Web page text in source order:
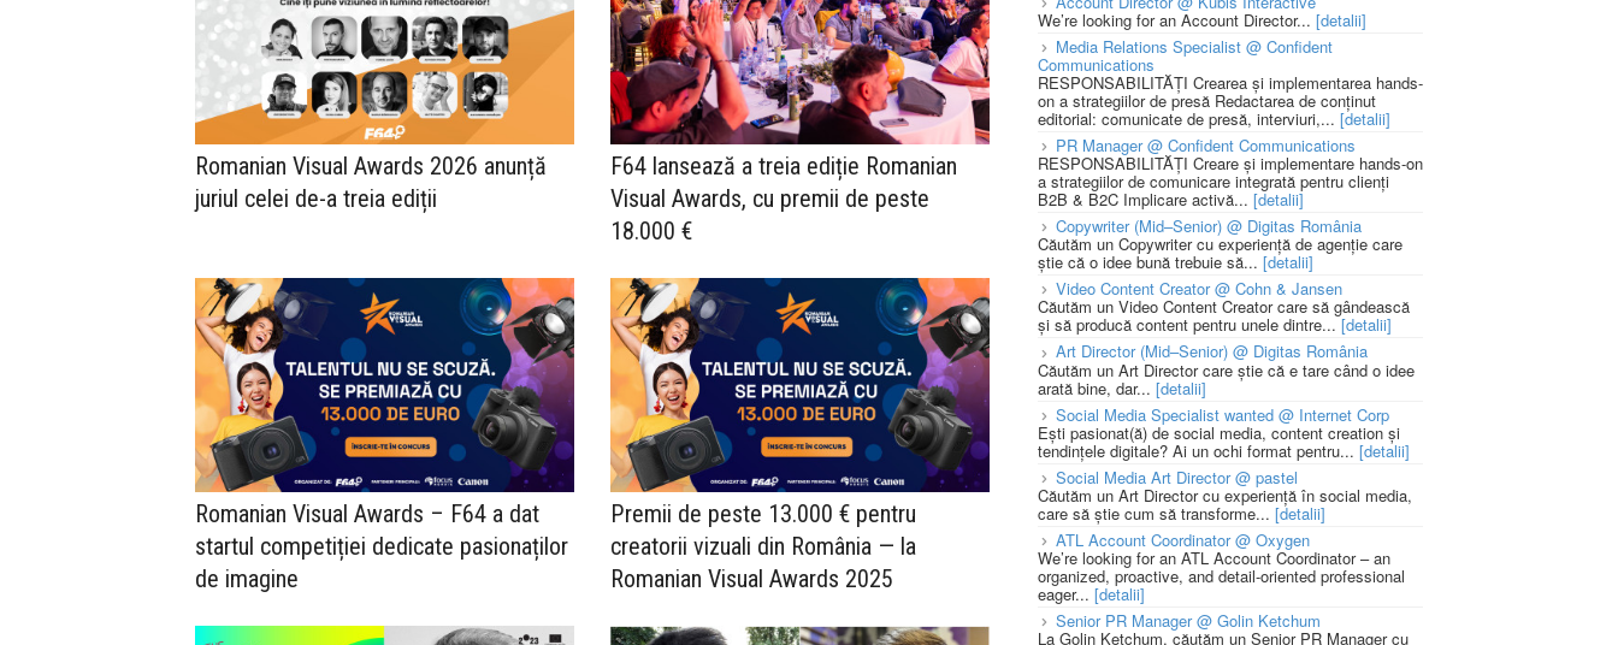
Romanian Visual Awards 2026 anunță
juriul celei de-a treia ediții
F64 lansează a treia ediție Romanian
Visual Awards, cu premii de peste
18.000 €
Romanian Visual Awards – F64 a dat
startul competiției dedicate pasionaților
de imagine
Premii de peste 13.000 € pentru
creatorii vizuali din România — la
Romanian Visual Awards 2025
We’re looking for an Account Director... [detalii]
Media Relations Specialist @ Confident
Communications
RESPONSABILITĂȚI Crearea și implementarea hands-
on a strategiilor de presă Redactarea de conținut
editorial: comunicate de presă, interviuri,... [detalii]
PR Manager @ Confident Communications
RESPONSABILITĂȚI Creare și implementare hands-on
a strategiilor de comunicare integrată pentru clienți
B2B & B2C Implicare activă... [detalii]
Copywriter (Mid–Senior) @ Digitas România
Căutăm un Copywriter cu experiență de agenție care
știe că o idee bună trebuie să... [detalii]
Video Content Creator @ Cohn & Jansen
Căutăm un Video Content Creator care să gândească
și să producă content pentru unele dintre... [detalii]
Art Director (Mid–Senior) @ Digitas România
Căutăm un Art Director care știe că e tare când o idee
arată bine, dar... [detalii]
Social Media Specialist wanted @ Internet Corp
Ești pasionat(ă) de social media, content creation și
tendințele digitale? Ai un ochi format pentru... [detalii]
Social Media Art Director @ pastel
Căutăm un Art Director cu experiență în social media,
care să știe cum să transforme... [detalii]
ATL Account Coordinator @ Oxygen
We’re looking for an ATL Account Coordinator – an
organized, proactive, and detail-oriented professional
eager... [detalii]
Senior PR Manager @ Golin Ketchum
La Golin Ketchum, căutăm un Senior PR Manager cu